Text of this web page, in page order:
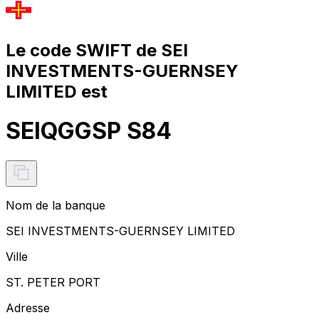
Le code SWIFT de SEI
INVESTMENTS-GUERNSEY
LIMITED est
SEIQGGSP S84
Nom de la banque
SEI INVESTMENTS-GUERNSEY LIMITED
Ville
ST. PETER PORT
Adresse